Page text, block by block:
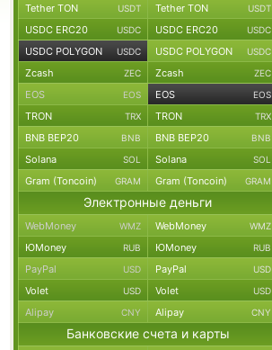
Tether TON USDT Tether TON USDT
USDC ERC20 USDC USDC ERC20 USDC
USDC POLYGON USDC USDC POLYGON USDC
Zcash ZEC Zcash ZEC
EOS EOS EOS EOS
TRON TRX TRON TRX
BNB BEP20 BNB BNB BEP20 BNB
Solana SOL Solana SOL
Gram (Toncoin) GRAM Gram (Toncoin) GRAM
Электронные деньги
WebMoney WMZ WebMoney WMZ
ЮMoney RUB ЮMoney RUB
PayPal USD PayPal USD
Volet USD Volet USD
Alipay CNY Alipay CNY
Банковские счета и карты